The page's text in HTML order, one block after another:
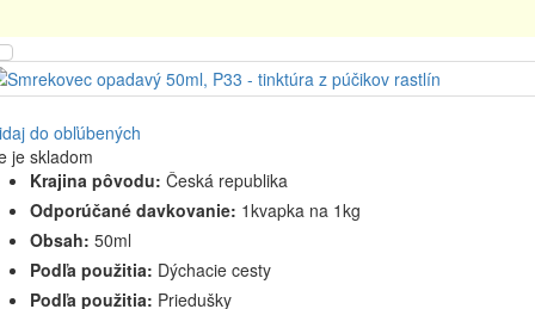
do obľúbených
je skladom
Krajina pôvodu: Česká republika
Odporúčané davkovanie: 1kvapka na 1kg
Obsah: 50ml
Podľa použitia: Dýchacie cesty
Podľa použitia: Priedušky